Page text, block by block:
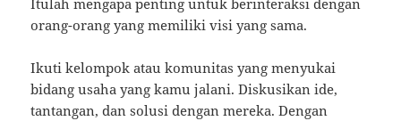
Itulah mengapa penting untuk berinteraksi dengan
orang-orang yang memiliki visi yang sama.
Ikuti kelompok atau komunitas yang menyukai
bidang usaha yang kamu jalani. Diskusikan ide,
tantangan, dan solusi dengan mereka. Dengan